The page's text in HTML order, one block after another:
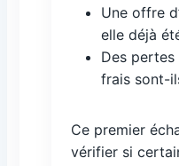
Une offre
elle déjà
Des pertes
frais sont-
Ce premier
vérifier si